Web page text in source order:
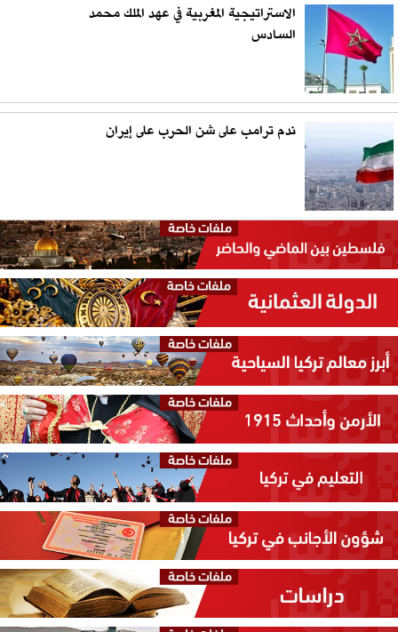
الاستراتيجية المغربية في عهد الملك محمد
السادس
ندم ترامب على شن الحرب على إيران